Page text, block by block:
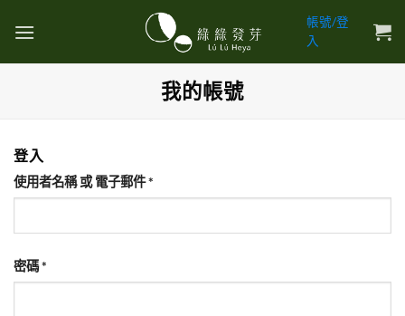
帳號/登
入
我的帳號
登入
使用者名稱 或 電子郵件*
填
密碼*
填